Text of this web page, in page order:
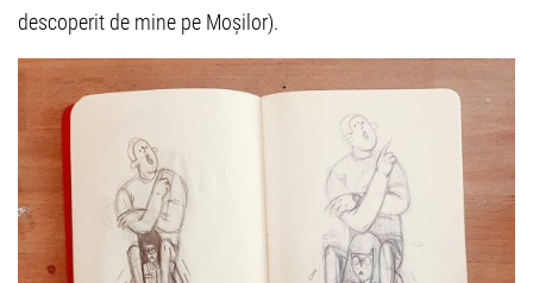
descoperit de mine pe Moșilor).